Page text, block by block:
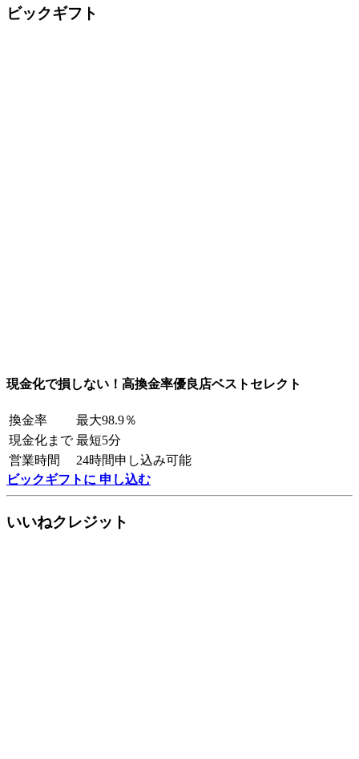
ビックギフト
現金化で損しない！高換金率優良店ベストセレクト
換金率
最大98.9％
現金化まで 最短5分
営業時間
24時間申し込み可能
ビックギフトに 申し込む
いいねクレジット